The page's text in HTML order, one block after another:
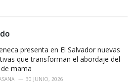
presenta en El Salvador nuevas
que transforman el abordaje del
mama
30 JUNIO, 2026